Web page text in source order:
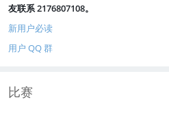
友联系 2176807108。
新用户必读
用户 QQ 群
比赛